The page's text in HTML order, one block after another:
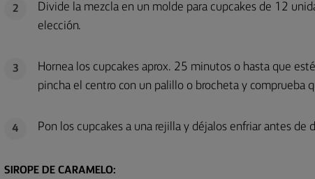
2
Divide la mezcla en un molde para cupcakes de 12
elección.
3
Hornea los cupcakes aprox. 25 minutos o hasta que
pincha el centro con un palillo o brocheta y comprueba
4 Pon los cupcakes a una rejilla y déjalos enfriar antes de
SIROPE DE CARAMELO: